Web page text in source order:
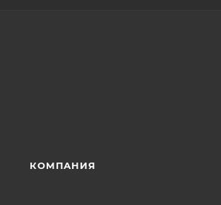
КОМПАНИЯ